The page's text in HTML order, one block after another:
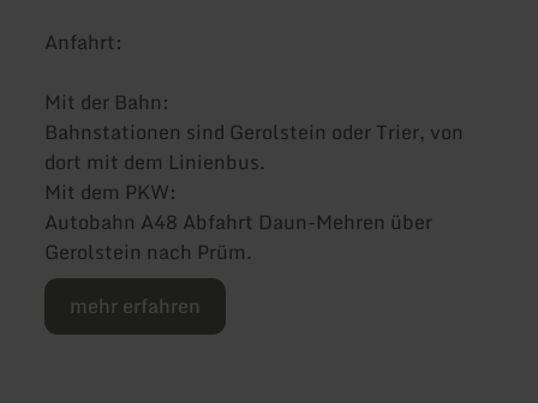
Anfahrt:
Mit der Bahn:
Bahnstationen sind Gerolstein oder Trier, von
dort mit dem Linienbus.
Mit dem PKW:
Autobahn A48 Abfahrt Daun-Mehren über
Gerolstein nach Prüm.
mehr erfahren